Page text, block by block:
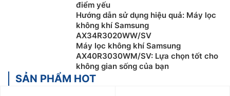
Bộ phận quạt hút:Bộ phận này có tác dụng hút không
khí vào bộ lọc. Tốc độ hút sạch của quạt sẽ phụ thuộc
chủ yếu vào khả năng, hiệu suất của quạt hút. Để có
hiệu quả tốt nhất, phần quạt hút thường được sử dụng
từ nguyên liệu như hợp kim nhôm, hay vật liệu khác đủ
điều kiện khó bị han gì trong các môi trường.
điểm yếu
Hướng dẫn sử dụng hiệu quả: Máy lọc
không khí Samsung
AX34R3020WW/SV
Máy lọc không khí Samsung
AX40R3030WM/SV: Lựa chọn tốt cho
không gian sống của bạn
SẢN PHẨM HOT